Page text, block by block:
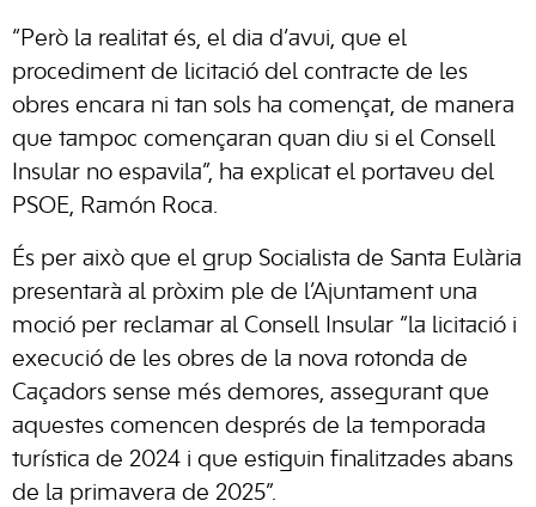
“Però la realitat és, el dia d’avui, que el
procediment de licitació del contracte de les
obres encara ni tan sols ha començat, de manera
que tampoc començaran quan diu si el Consell
Insular no espavila”, ha explicat el portaveu del
PSOE, Ramón Roca.
És per això que el grup Socialista de Santa Eulària
presentarà al pròxim ple de l’Ajuntament una
moció per reclamar al Consell Insular “la licitació i
execució de les obres de la nova rotonda de
Caçadors sense més demores, assegurant que
aquestes comencen després de la temporada
turística de 2024 i que estiguin finalitzades abans
de la primavera de 2025”.